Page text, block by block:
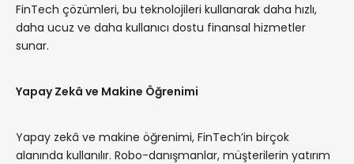
FinTech çözümleri, bu teknolojileri kullanarak daha hızlı,
daha ucuz ve daha kullanıcı dostu finansal hizmetler
sunar.
Yapay Zekâ ve Makine Öğrenimi
Yapay zekâ ve makine öğrenimi, FinTech’in birçok
alanında kullanılır. Robo-danışmanlar, müşterilerin yatırım